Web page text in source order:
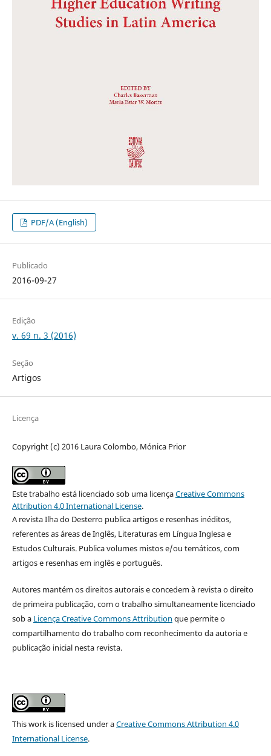
PDF/A (English)
Publicado
2016-09-27
Edição
v. 69 n. 3 (2016)
Seção
Artigos
Licença
Copyright (c) 2016 Laura Colombo, Mónica Prior
Este trabalho está licenciado sob uma licençaCreative Commons
Attribution 4.0 International License.
A revista Ilha do Desterro publica artigos e resenhas inéditos,
referentes as áreas de Inglês, Literaturas em Língua Inglesa e
Estudos Culturais. Publica volumes mistos e/ou temáticos, com
artigos e resenhas em inglês e português.
Autores mantém os direitos autorais e concedem à revista o direito
de primeira publicação, com o trabalho simultaneamente licenciado
sob a Licença Creative Commons Attribution que permite o
compartilhamento do trabalho com reconhecimento da autoria e
publicação inicial nesta revista.
This work is licensed under aCreative Commons Attribution 4.0
International License.